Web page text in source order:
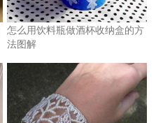
怎么用饮料瓶做酒杯收纳盒的方
法图解